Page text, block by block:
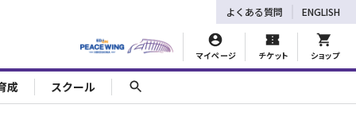
マイページ チケット ショップ
よくある質問 ENGLISH
成 スクール